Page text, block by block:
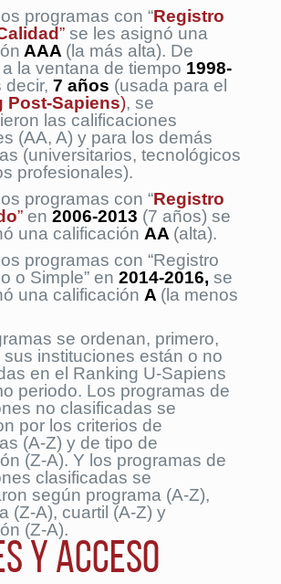
programas con “Registro
”se les asignó una
AAA (la más alta). De
la ventana de tiempo 1998-
decir, 7 años (usada para el
Post-Sapiens), se
las calificaciones
(AA, A) y para los demás
(universitarios, tecnológicos
profesionales).
programas con “Registro
”en 2006-2013 (7 años) se
una calificación AA (alta).
programas con “Registro
o Simple” en 2014-2016, se
una calificación A (la menos
se ordenan, primero,
instituciones están o no
en el Ranking U-Sapiens
periodo. Los programas de
no clasificadas se
por los criterios de
(A-Z) y de tipo de
(Z-A). Y los programas de
clasificadas se
según programa (A-Z),
(Z-A), cuartil (A-Z) y
(Z-A).
y acceso